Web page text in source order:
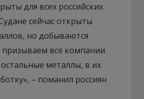
для всех российских
сейчас открыты
но добываются
все компании
металлы, в их
– поманил россиян